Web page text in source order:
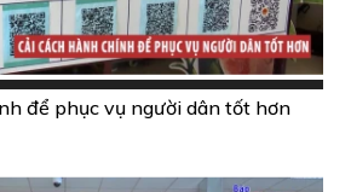
để phục vụ người dân tốt hơn